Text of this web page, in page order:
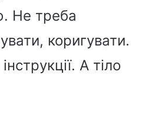
Не треба
коригувати.
А тіло